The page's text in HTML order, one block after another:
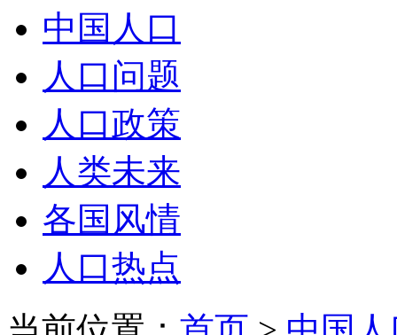
中国人口
人口问题
人口政策
人类未来
各国风情
人口热点